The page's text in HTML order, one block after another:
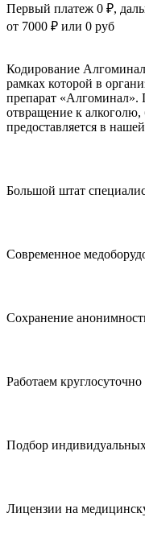
Первый платеж 0 ₽,
от 7000 ₽ или 0 руб
Кодирование
рамках которой в
препарат «Алгоминал».
отвращение к алкоголю,
предоставляется в
Большой штат
Современное
Сохранение
Работаем круглосуточно
Подбор
Лицензии на